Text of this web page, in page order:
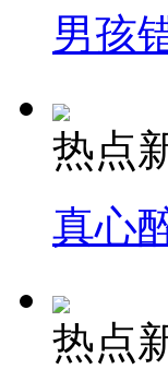
男孩
热点
真心
热点